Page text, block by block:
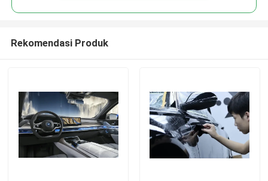
Rumah
Rekomendasi Produk